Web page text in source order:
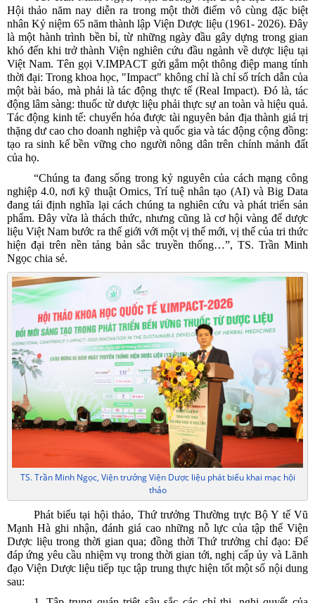
Hội thảo năm nay diễn ra trong một thời điểm vô cùng đặc biệt
nhân Kỷ niệm 65 năm thành lập Viện Dược liệu (1961- 2026). Đây
là một hành trình bền bỉ, từ những ngày đầu gây dựng trong gian
khó đến khi trở thành Viện nghiên cứu đầu ngành về dược liệu tại
Việt Nam. Tên gọi V.IMPACT gửi gắm một thông điệp mang tính
thời đại: Trong khoa học, "Impact" không chỉ là chỉ số trích dẫn của
một bài báo, mà phải là tác động thực tế (Real Impact). Đó là, tác
động lâm sàng: thuốc từ dược liệu phải thực sự an toàn và hiệu quả.
Tác động kinh tế: chuyển hóa được tài nguyên bản địa thành giá trị
thặng dư cao cho doanh nghiệp và quốc gia và tác động cộng đồng:
tạo ra sinh kế bền vững cho người nông dân trên chính mảnh đất
của họ.
“Chúng ta đang sống trong kỷ nguyên của cách mạng công
nghiệp 4.0, nơi kỹ thuật Omics, Trí tuệ nhân tạo (AI) và Big Data
đang tái định nghĩa lại cách chúng ta nghiên cứu và phát triển sản
phẩm. Đây vừa là thách thức, nhưng cũng là cơ hội vàng để dược
liệu Việt Nam bước ra thế giới với một vị thế mới, vị thế của tri thức
hiện đại trên nền tảng bản sắc truyền thống…”, TS. Trần Minh
Ngọc chia sẻ.
TS. Trần Minh Ngọc, Viện trưởng Viện Dược liệu phát biểu khai mạc hội
thảo
Phát biểu tại hội thảo, Thứ trưởng Thường trực Bộ Y tế Vũ
Mạnh Hà ghi nhận, đánh giá cao những nỗ lực của tập thể Viện
Dược liệu trong thời gian qua; đồng thời Thứ trưởng chỉ đạo: Để
đáp ứng yêu cầu nhiệm vụ trong thời gian tới, nghị cấp ủy và Lãnh
đạo Viện Dược liệu tiếp tục tập trung thực hiện tốt một số nội dung
sau: